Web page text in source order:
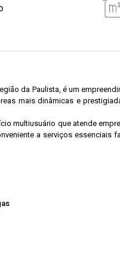
da Paulista, é um
mais dinâmicas e
multiusuário que atende
a serviços